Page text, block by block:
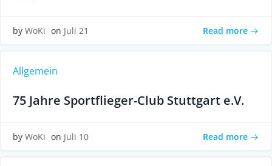
by WoKi on Juli 21 Read more
Allgemein
75 Jahre Sportflieger-Club Stuttgart e.V.
by WoKi on Juli 10 Read more